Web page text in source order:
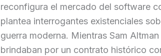
reconfigura el mercado del software
plantea interrogantes existenciales
guerra moderna. Mientras Sam
brindaban por un contrato histórico